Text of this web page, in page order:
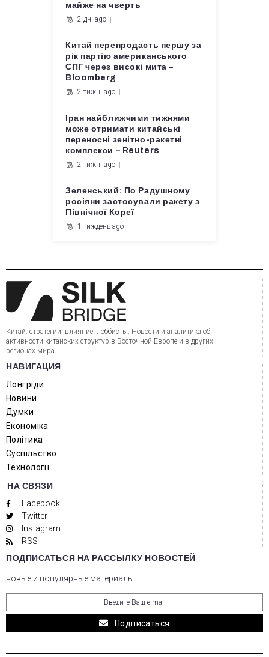
майже на чверть
2 дні ago
Китай перепродасть першу за
рік партію американського
СПГ через високі мита –
Bloomberg
2 тижні ago
Іран найближчими тижнями
може отримати китайські
переносні зенітно-ракетні
комплекси – Reuters
2 тижні ago
Зеленський: По Радушному
росіяни застосували ракету з
Північної Кореї
1 тиждень ago
Китай: стратегии, влияние, лоббисты. Новости и аналитика об
активности китайских структур в Восточной Европе и в других
регионах мира.
НАВИГАЦИЯ
Лонгріди
Новини
Думки
Економіка
Політика
Суспільство
Технології
НА СВЯЗИ
Facebook
Twitter
Instagram
RSS
ПОДПИСАТЬСЯ НА РАССЫЛКУ НОВОСТЕЙ
новые и популярные материалы
Подписаться